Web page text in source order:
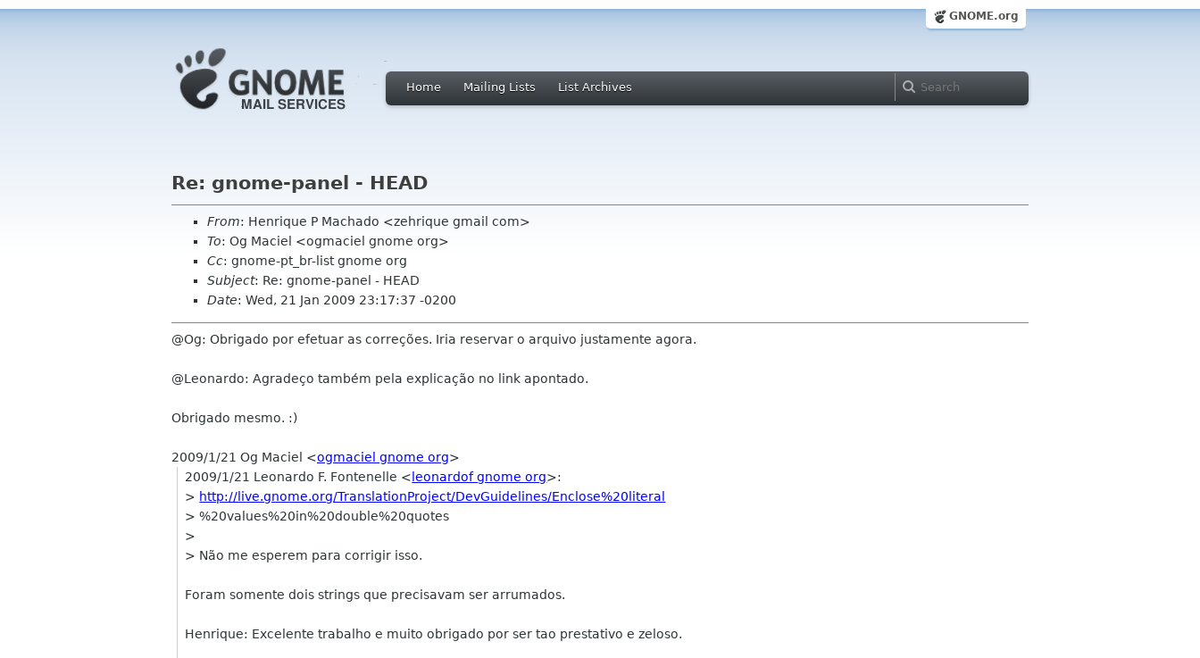
GNOME.org
Home Mailing Lists List Archives
Re: gnome-panel - HEAD
From: Henrique P Machado <zehrique gmail com>
To: Og Maciel <ogmaciel gnome org>
Cc: gnome-pt_br-list gnome org
Subject: Re: gnome-panel - HEAD
Date: Wed, 21 Jan 2009 23:17:37 -0200
@Og: Obrigado por efetuar as correções. Iria reservar o arquivo justamente agora.
@Leonardo: Agradeço também pela explicação no link apontado.
Obrigado mesmo. :)
2009/1/21 Og Maciel <ogmaciel gnome org>
2009/1/21 Leonardo F. Fontenelle < leonardof gnome org>:
> http://live.gnome.org/TranslationProject/DevGuidelines/Enclose%20literal
> %20values%20in%20double%20quotes
>
> Não me esperem para corrigir isso.
Foram somente dois strings que precisavam ser arrumados.
Henrique: Excelente trabalho e muito obrigado por ser tao prestativo e zeloso.